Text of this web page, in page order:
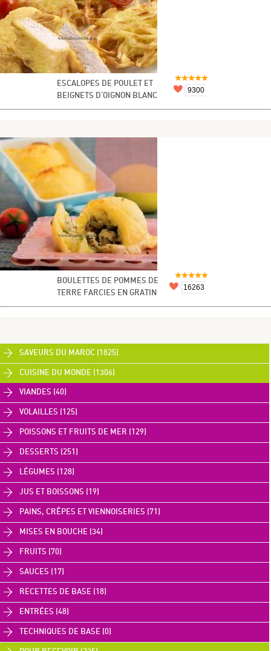
ESCALOPES DE POULET ET
BEIGNETS D'OIGNON BLANC
9300
BOULETTES DE POMMES DE
TERRE FARCIES EN GRATIN
16263
SAVEURS DU MAROC (1825)
CUISINE DU MONDE (1306)
VIANDES (40)
VOLAILLES (125)
POISSONS ET FRUITS DE MER (129)
DESSERTS (251)
LÉGUMES (128)
JUS ET BOISSONS (19)
PAINS, CRÊPES ET VIENNOISERIES (71)
MISES EN BOUCHE (34)
FRUITS (70)
SAUCES (17)
RECETTES DE BASE (18)
ENTRÉES (48)
TECHNIQUES DE BASE (0)